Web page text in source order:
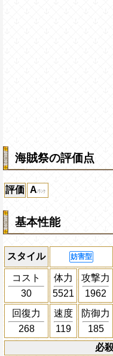
海賊祭の評価点
評価 A
基本性能
スタイル 妨害型
コスト
30
体力
5521
攻撃力
1962
回復力
268
速度
119
防御力
185
必